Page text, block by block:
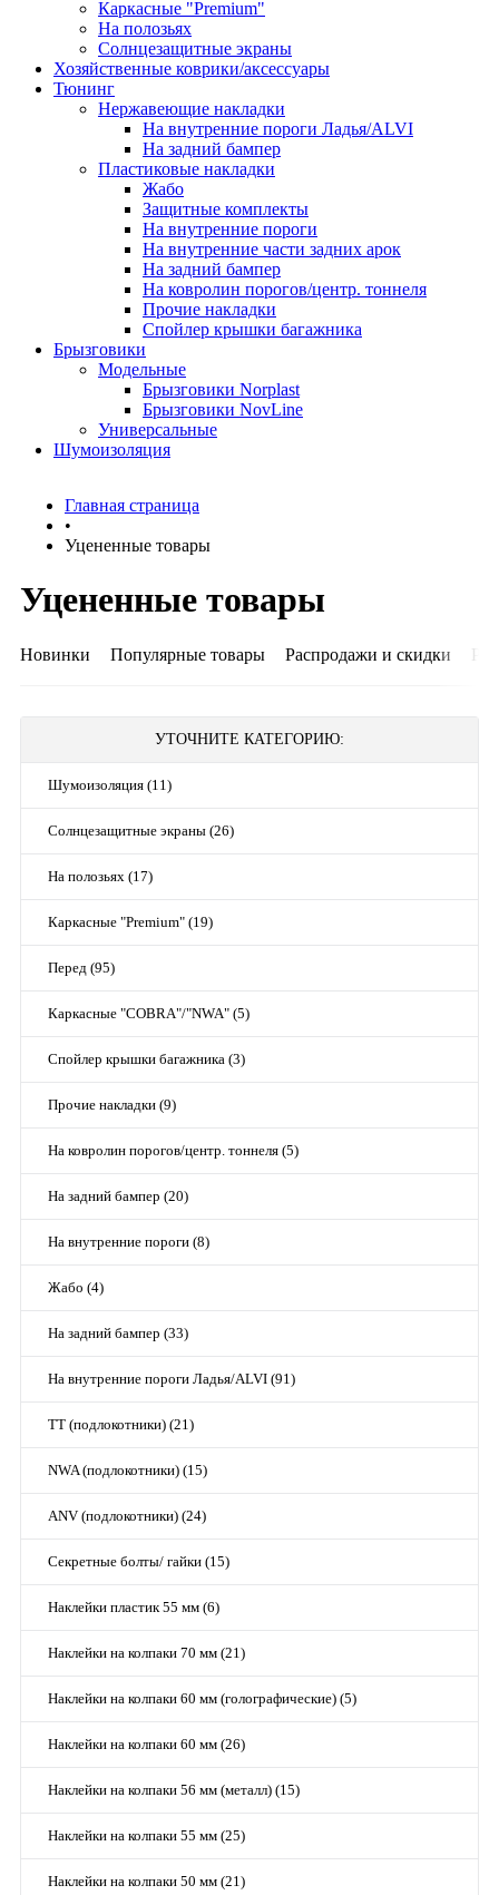
Каркасные "Premium"
На полозьях
Солнцезащитные экраны
Хозяйственные коврики/аксессуары
Тюнинг
Нержавеющие накладки
На внутренние пороги Ладья/ALVI
На задний бампер
Пластиковые накладки
Жабо
Защитные комплекты
На внутренние пороги
На внутренние части задних арок
На задний бампер
На ковролин порогов/центр. тоннеля
Прочие накладки
Спойлер крышки багажника
Брызговики
Модельные
Брызговики Norplast
Брызговики NovLine
Универсальные
Шумоизоляция
Главная страница
•
Уцененные товары
Уцененные товары
Новинки Популярные товары Распродажи и скидки
УТОЧНИТЕ КАТЕГОРИЮ:
Шумоизоляция (11)
Солнцезащитные экраны (26)
На полозьях (17)
Каркасные "Premium" (19)
Перед (95)
Каркасные "COBRA"/"NWA" (5)
Спойлер крышки багажника (3)
Прочие накладки (9)
На ковролин порогов/центр. тоннеля (5)
На задний бампер (20)
На внутренние пороги (8)
Жабо (4)
На задний бампер (33)
На внутренние пороги Ладья/ALVI (91)
TT (подлокотники) (21)
NWA (подлокотники) (15)
ANV (подлокотники) (24)
Секретные болты/ гайки (15)
Наклейки пластик 55 мм (6)
Наклейки на колпаки 70 мм (21)
Наклейки на колпаки 60 мм (голографические) (5)
Наклейки на колпаки 60 мм (26)
Наклейки на колпаки 56 мм (металл) (15)
Наклейки на колпаки 55 мм (25)
Наклейки на колпаки 50 мм (21)